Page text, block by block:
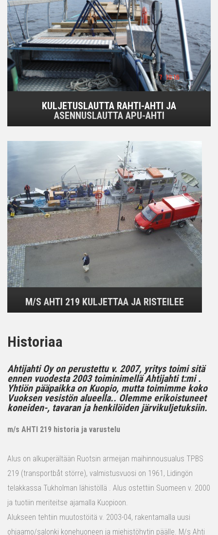
KULJETUSLAUTTA RAHTI-AHTI JA
ASENNUSLAUTTA APU-AHTI
M/S AHTI 219 KULJETTAA JA RISTEILEE
Historiaa
Ahtijahti Oy on perustettu v. 2007, yritys toimi sitä
ennen vuodesta 2003 toiminimellä Ahtijahti t:mi .
Yhtiön pääpaikka on Kuopio, mutta toimimme koko
Vuoksen vesistön alueella.. Olemme erikoistuneet
koneiden-, tavaran ja henkilöiden järvikuljetuksiin.
m/s AHTI 219 historia ja varustelu
Alus on alkuperältään Ruotsin armeijan maihinnousualus TPBS
219 (transportbåt större), valmistusvuosi on 1961, Lidingön
telakkassa Tukholman lähistöllä . Alus ostettiin Suomeen v. 2000
ja tuotiin meriteitse ajamalla Kuopioon.
Alukseen tehtiin muutostöitä v. 2003-04, rakentamalla uusi
ohjaamo/salonki konehuoneen ja miehistöhytin päälle. M/s Ahti